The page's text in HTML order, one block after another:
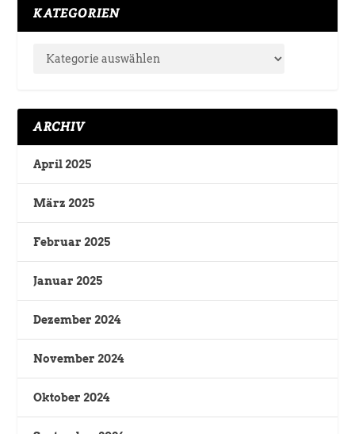
KATEGORIEN
ARCHIV
April 2025
März 2025
Februar 2025
Januar 2025
Dezember 2024
November 2024
Oktober 2024